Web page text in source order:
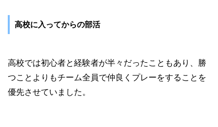
高校に入ってからの部活
高校では初心者と経験者が半々だったこともあり、勝
つことよりもチーム全員で仲良くプレーをすることを
優先させていました。